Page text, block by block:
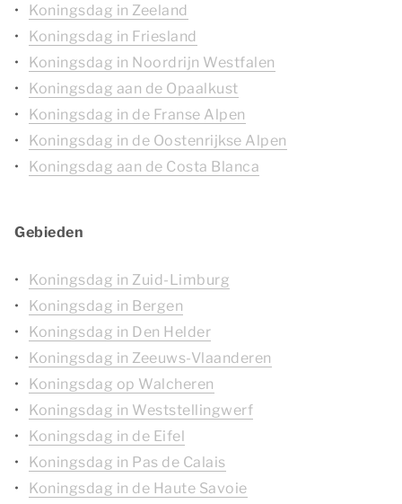
Koningsdag in Zeeland
Koningsdag in Friesland
Koningsdag in Noordrijn Westfalen
Koningsdag aan de Opaalkust
Koningsdag in de Franse Alpen
Koningsdag in de Oostenrijkse Alpen
Koningsdag aan de Costa Blanca
Gebieden
Koningsdag in Zuid-Limburg
Koningsdag in Bergen
Koningsdag in Den Helder
Koningsdag in Zeeuws-Vlaanderen
Koningsdag op Walcheren
Koningsdag in Weststellingwerf
Koningsdag in de Eifel
Koningsdag in Pas de Calais
Koningsdag in de Haute Savoie